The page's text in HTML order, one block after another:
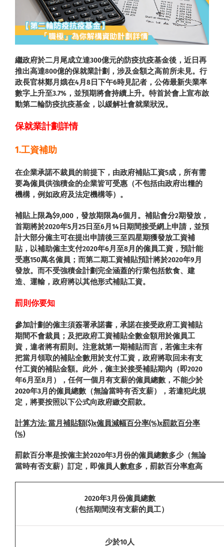
繼政府於二月尾成立達300億元的防疫抗疫基金後，近日再
推出高達800億的保就業計劃，涉及金額之高前所未見。行
政長官林鄭月娥在4月8日下午6時見記者，公佈最新失業率
數字上升至3.7%，並預期將會持續上升。特首於會上宣布啟
動第二輪防疫抗疫基金，以緩解社會就業狀況。
保就業計劃詳情
1.工資補助
在企業承諾不裁員的前提下，由政府補貼工資5成，所有需
要為僱員供強積金的企業皆可受惠（不包括由政府出糧的
機構，例如政府及法定機構等）。
補貼上限為$9,000，發放期限為6個月。補貼會分2期發放，
首期將於2020年5月25日至6月14日期間接受網上申請，並預
計大部分僱主可在提出申請後三至四星期獲發放工資補
貼，以補助僱主支付2020年6月至8月的僱員工資，預計能
受惠150萬名僱員；而第二期工資補貼預計將於2020年9月
發放。而不受強積金計劃完全涵蓋的行業包括飲食、建
造、運輸，政府將以其他形式補貼工資。
罰則你要知
參加計劃的僱主須簽署承諾書，承諾在接受政府工資補貼
期間不會裁員；及把政府工資補貼全數金額用於僱員工
資，違者將有罰則。注意就第一期補貼而言，若僱主未有
把當月領取的補貼全數用於支付工資，政府將取回未有支
付工資的補貼金額。此外，僱主於接受補貼期內（即2020
年6月至8月），任何一個月有支薪的僱員總數，不能少於
2020年3月 的僱員總數（無論當時有否支薪），若違犯此規
定，將要按照以下公式向政府繳交罰款。
計算方法: 當月補貼額($)x僱員減幅百分率(%)x罰款百分率
(%)
罰款百分率是按僱主於2020年3月份的僱員總數多少（無論
當時有否支薪）訂定，即僱員人數愈多，罰款百分率愈高
2020年3月份僱員總數
（包括期間沒有支薪的員工）
少於10人